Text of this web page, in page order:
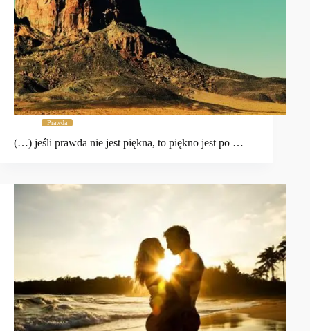
Prawda
(…) jeśli prawda nie jest piękna, to piękno jest po …